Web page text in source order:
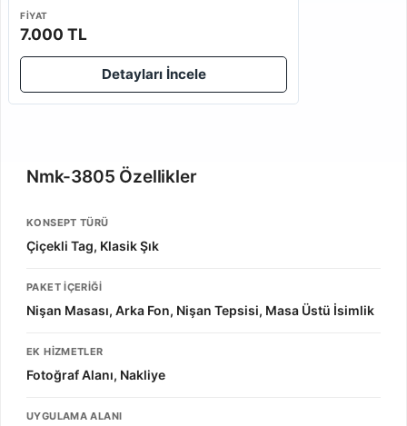
FIYAT
7.000 TL
Detayları İncele
Nmk-3805 Özellikler
KONSEPT TÜRÜ
Çiçekli Tag, Klasik Şık
PAKET İÇERIĞI
Nişan Masası, Arka Fon, Nişan Tepsisi, Masa Üstü İsimlik
EK HIZMETLER
Fotoğraf Alanı, Nakliye
UYGULAMA ALANI